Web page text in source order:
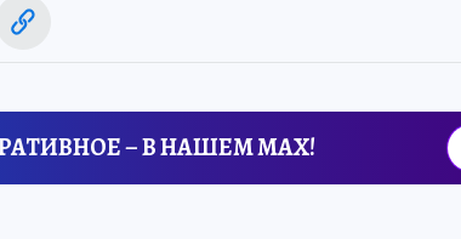
– В НАШЕМ MAX!